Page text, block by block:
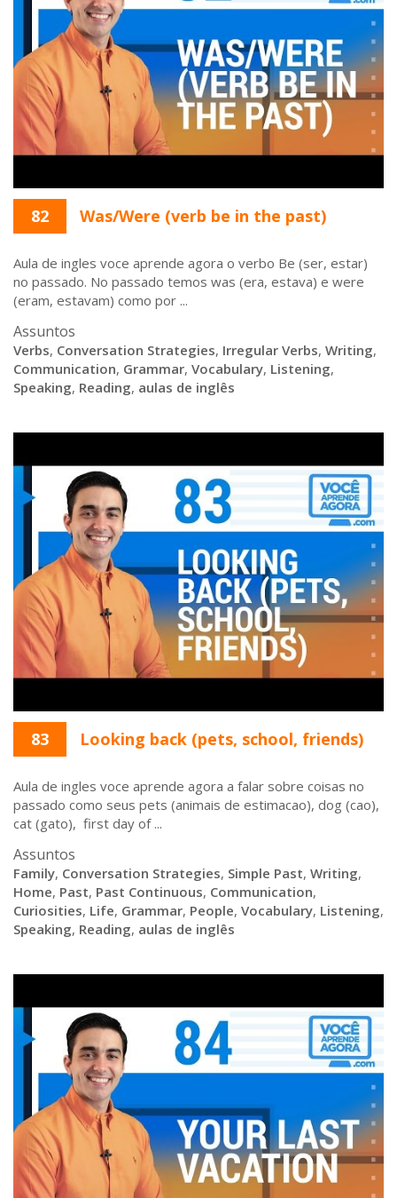
82 Was/Were (verb be in the past)
Aula de ingles voce aprende agora o verbo Be (ser, estar)
no passado. No passado temos was (era, estava) e were
(eram, estavam) como por ...
Assuntos
Verbs, Conversation Strategies, Irregular Verbs, Writing,
Communication, Grammar, Vocabulary, Listening,
Speaking, Reading, aulas de inglês
83 Looking back (pets, school, friends)
Aula de ingles voce aprende agora a falar sobre coisas no
passado como seus pets (animais de estimacao), dog (cao),
cat (gato), first day of ...
Assuntos
Family, Conversation Strategies, Simple Past, Writing,
Home, Past, Past Continuous, Communication,
Curiosities, Life, Grammar, People, Vocabulary, Listening,
Speaking, Reading, aulas de inglês